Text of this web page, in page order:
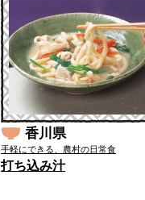
香川県
手軽にできる、農村の日常食
打ち込み汁